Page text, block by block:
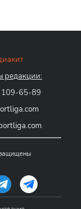
редакции:
109-65-89